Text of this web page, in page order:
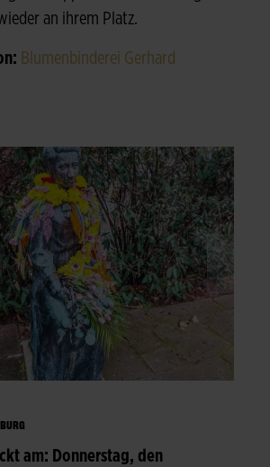
an ihrem Platz.
Blumenbinderei Gerhard
am: Donnerstag, den